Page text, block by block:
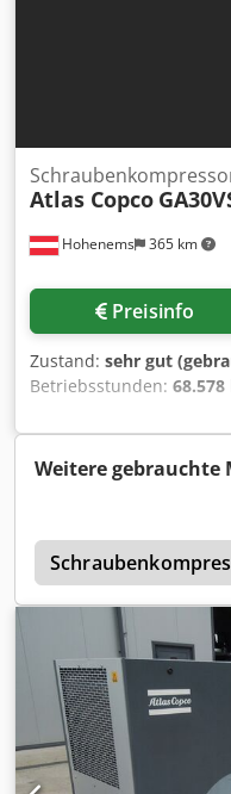
Hohenems 365 km
Atlas Copco
Preisinfo
Zustand: sehr gut
Betriebsstunden: 68.578
,
GA30VSDFF Umrichter
bar 5,58 m3/min
Betriebsstunden: 68.578
Weitere gebrauchte